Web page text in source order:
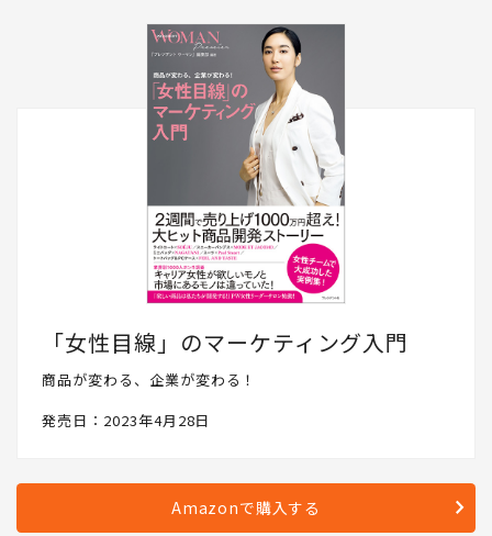
「女性目線」のマーケティング入門
商品が変わる、企業が変わる！
発売日：2023年4月28日
Amazonで購入する